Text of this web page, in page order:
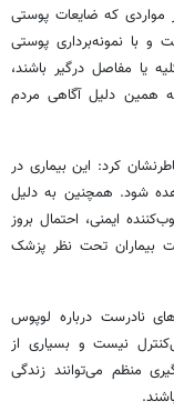
مواردی که ضایعات پوستی
با نمونه‌برداری پوستی
یا مفاصل درگیر باشند،
همین دلیل آگاهی مردم
کرد: این بیماری در
شود. همچنین به دلیل
ایمنی، احتمال بروز
بیماران تحت نظر پزشک
نادرست درباره لوپوس
نیست و بسیاری از
منظم می‌توانند زندگی